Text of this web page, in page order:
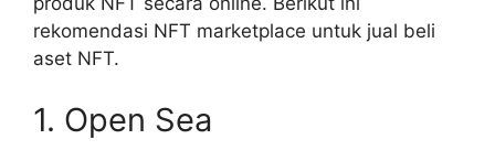
rekomendasi NFT marketplace untuk jual beli
aset NFT.
1. Open Sea